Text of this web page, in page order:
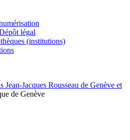
légal
(institutions)